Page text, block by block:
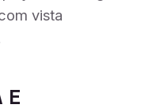
vista
E